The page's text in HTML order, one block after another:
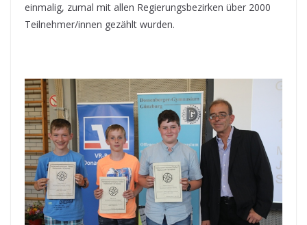
einmalig, zumal mit allen Regierungsbezirken über 2000
Teilnehmer/innen gezählt wurden.